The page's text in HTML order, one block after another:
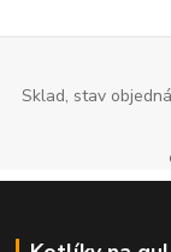
Sklad, stav